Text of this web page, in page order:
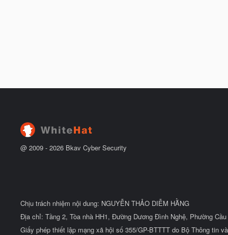
@ 2009 - 2026 Bkav Cyber Security
Chịu trách nhiệm nội dung: NGUYỄN THẢO DIỄM HẰNG
Địa chỉ: Tầng 2, Tòa nhà HH1, Đường Dương Đình Nghệ, Phường
Giấy phép thiết lập mạng xã hội số 355/GP-BTTTT do Bộ Thông tin